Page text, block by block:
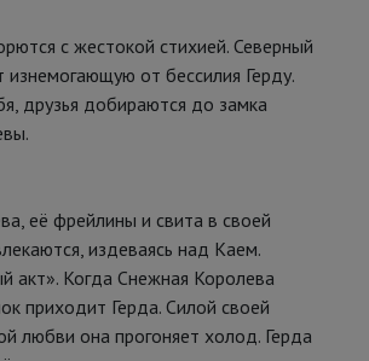
с жестокой стихией. Северный
изнемогающую от бессилия Герду.
друзья добираются до замка
её фрейлины и свита в своей
издеваясь над Каем.
акт». Когда Снежная Королева
приходит Герда. Силой своей
любви она прогоняет холод. Герда